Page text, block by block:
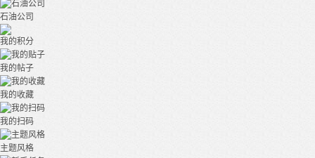
石油公司
我的积分
我的帖子
我的收藏
我的扫码
主题风格